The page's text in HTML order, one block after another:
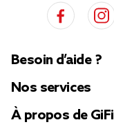
Besoin d’aide ?
Nos services
À propos de GiFi